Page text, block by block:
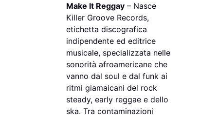
Make It Reggay – Nasce
Killer Groove Records,
etichetta discografica
indipendente ed editrice
musicale, specializzata nelle
sonorità afroamericane che
vanno dal soul e dal funk ai
ritmi giamaicani del rock
steady, early reggae e dello
ska. Tra contaminazioni